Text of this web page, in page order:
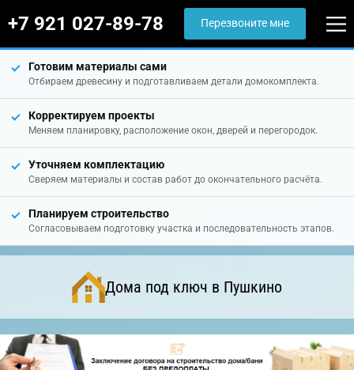
+7 921 027-89-78 Перезвоните мне
Готовим материалы сами
Отбираем древесину и подготавливаем детали домокомплекта.
Корректируем проекты
Меняем планировку, расположение окон, дверей и перегородок.
Уточняем комплектацию
Сверяем материалы и состав работ до окончательного расчёта.
Планируем строительство
Согласовываем подготовку участка и последовательность этапов.
Дома под ключ в Пушкино